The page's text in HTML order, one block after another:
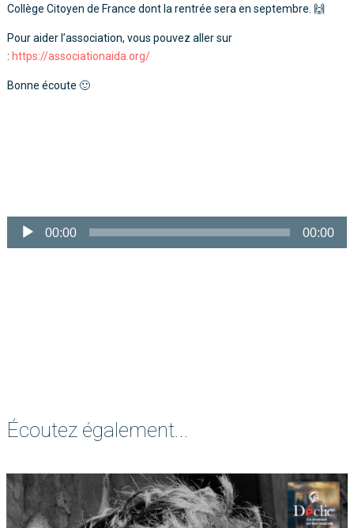
Collège Citoyen de France dont la rentrée sera en septembre. 🙌
Pour aider l’association, vous pouvez aller sur
: https://associationaida.org/
Bonne écoute 🙂
00:00 00:00
Écoutez également...